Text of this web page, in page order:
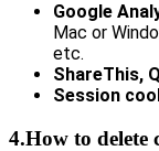
Google
Mac or
etc.
ShareThis,
Session
4.How to delete